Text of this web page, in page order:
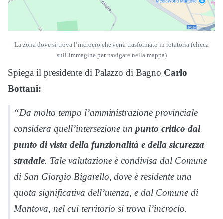
La zona dove si trova l’incrocio che verrà trasformato in rotatoria (clicca
sull’immagine per navigare nella mappa)
Spiega il presidente di Palazzo di Bagno Carlo
Bottani:
“Da molto tempo l’amministrazione provinciale
considera quell’intersezione un punto critico dal
punto di vista della funzionalità e della sicurezza
stradale. Tale valutazione è condivisa dal Comune
di San Giorgio Bigarello, dove è residente una
quota significativa dell’utenza, e dal Comune di
Mantova, nel cui territorio si trova l’incrocio.